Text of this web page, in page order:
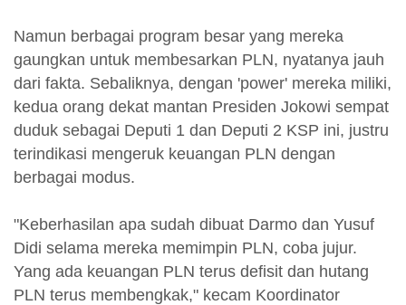
Namun berbagai program besar yang mereka
gaungkan untuk membesarkan PLN, nyatanya jauh
dari fakta. Sebaliknya, dengan 'power' mereka miliki,
kedua orang dekat mantan Presiden Jokowi sempat
duduk sebagai Deputi 1 dan Deputi 2 KSP ini, justru
terindikasi mengeruk keuangan PLN dengan
berbagai modus.
"Keberhasilan apa sudah dibuat Darmo dan Yusuf
Didi selama mereka memimpin PLN, coba jujur.
Yang ada keuangan PLN terus defisit dan hutang
PLN terus membengkak," kecam Koordinator